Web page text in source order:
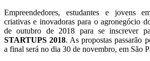
Empreendedores, estudantes e jovens
criativas e inovadoras para o agronegócio
de outubro de 2018 para se inscrever
STARTUPS 2018. As propostas passarão
a final será no dia 30 de novembro, em São